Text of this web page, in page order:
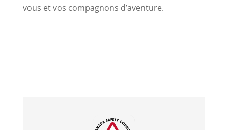
vous et vos compagnons d’aventure.